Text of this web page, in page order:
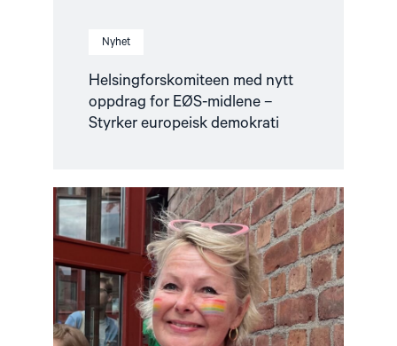
Nyhet
Helsingforskomiteen med nytt
oppdrag for EØS-midlene –
Styrker europeisk demokrati
Read
article
"Fortsatt
er
ingen
fri
før
alle
er
fri"